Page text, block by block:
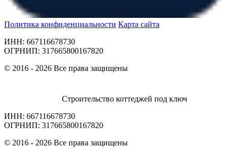
Политика конфиденциальности Карта сайта
ИНН: 667116678730
ОГРНИП: 317665800167820
© 2016 - 2026 Все права защищены
Строительство коттеджей под ключ
ИНН: 667116678730
ОГРНИП: 317665800167820
© 2016 - 2026 Все права защищены